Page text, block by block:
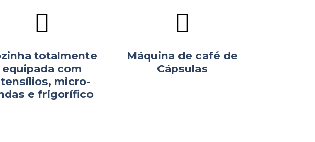
totalmente
equipada com
micro-
e frigorífico
Máquina de café de
Cápsulas